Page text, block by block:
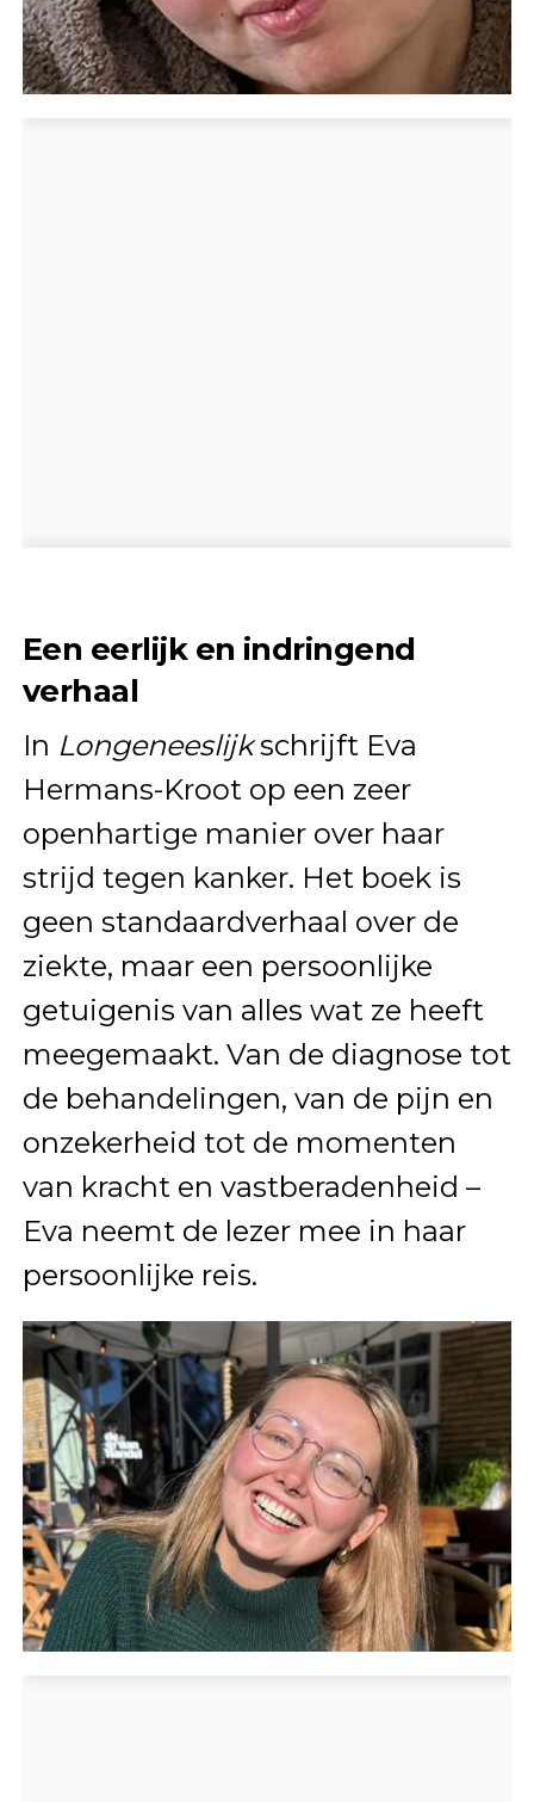
Een eerlijk en indringend
verhaal
In Longeneeslijkschrijft Eva
Hermans-Kroot op een zeer
openhartige manier over haar
strijd tegen kanker. Het boek is
geen standaardverhaal over de
ziekte, maar een persoonlijke
getuigenis van alles wat ze heeft
meegemaakt. Van de diagnose tot
de behandelingen, van de pijn en
onzekerheid tot de momenten
van kracht en vastberadenheid –
Eva neemt de lezer mee in haar
persoonlijke reis.